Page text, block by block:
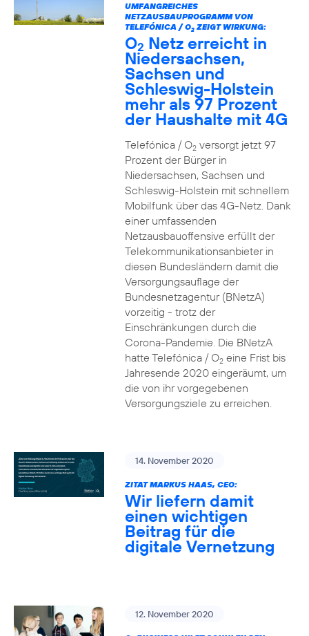
UMFANGREICHES
NETZAUSBAUPROGRAMM VON
TELEFÓNICA / O2ZEIGT WIRKUNG:
O2 Netz erreicht in
Niedersachsen,
Sachsen und
Schleswig-Holstein
mehr als 97 Prozent
der Haushalte mit 4G
Telefónica / O2versorgt jetzt 97
Prozent der Bürger in
Niedersachsen, Sachsen und
Schleswig-Holstein mit schnellem
Mobilfunk über das 4G-Netz. Dank
einer umfassenden
Netzausbauoffensive erfüllt der
Telekommunikationsanbieter in
diesen Bundesländern damit die
Versorgungsauflage der
Bundesnetzagentur (BNetzA)
vorzeitig - trotz der
Einschränkungen durch die
Corona-Pandemie. Die BNetzA
hatte Telefónica / O2eine Frist bis
Jahresende 2020 eingeräumt, um
die von ihr vorgegebenen
Versorgungsziele zu erreichen.
14. November 2020
ZITAT MARKUS HAAS, CEO:
Wir liefern damit
einen wichtigen
Beitrag für die
digitale Vernetzung
12. November 2020